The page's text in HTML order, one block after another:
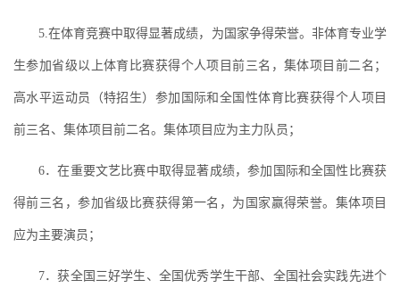
5.在体育竞赛中取得显著成绩，为国家争得荣誉。非体育专业学
生参加省级以上体育比赛获得个人项目前三名，集体项目前二名；
高水平运动员（特招生）参加国际和全国性体育比赛获得个人项目
前三名、集体项目前二名。集体项目应为主力队员；
6．在重要文艺比赛中取得显著成绩，参加国际和全国性比赛获
得前三名，参加省级比赛获得第一名，为国家赢得荣誉。集体项目
应为主要演员；
7．获全国三好学生、全国优秀学生干部、全国社会实践先进个